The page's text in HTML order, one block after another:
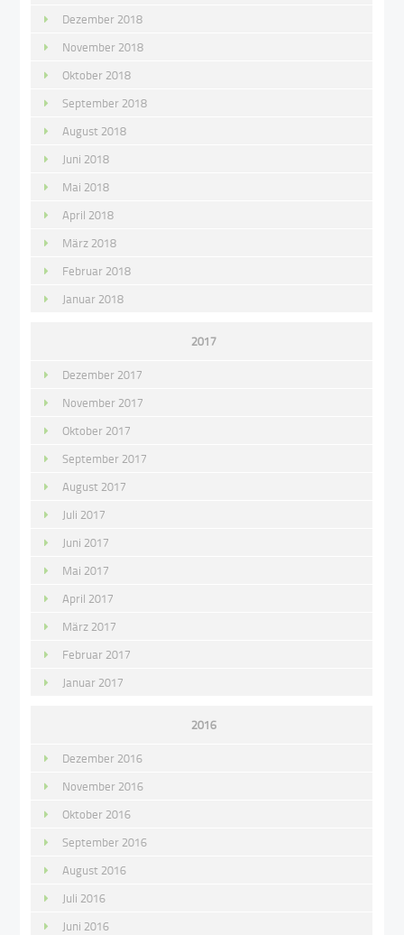
Dezember 2018
November 2018
Oktober 2018
September 2018
August 2018
Juni 2018
Mai 2018
April 2018
März 2018
Februar 2018
Januar 2018
2017
Dezember 2017
November 2017
Oktober 2017
September 2017
August 2017
Juli 2017
Juni 2017
Mai 2017
April 2017
März 2017
Februar 2017
Januar 2017
2016
Dezember 2016
November 2016
Oktober 2016
September 2016
August 2016
Juli 2016
Juni 2016